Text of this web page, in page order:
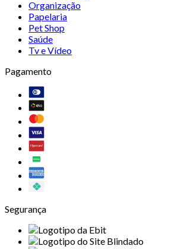
Organização
Papelaria
Pet Shop
Saúde
Tv e Vídeo
Pagamento
Segurança